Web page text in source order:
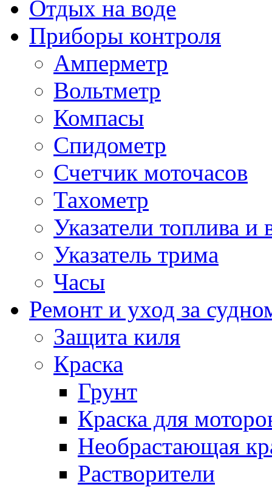
Отдых на воде
Приборы контроля
Амперметр
Вольтметр
Компасы
Спидометр
Счетчик моточасов
Тахометр
Указатели топлива и
Указатель трима
Часы
Ремонт и уход за
Защита киля
Краска
Грунт
Краска для
Необрастающая
Растворители